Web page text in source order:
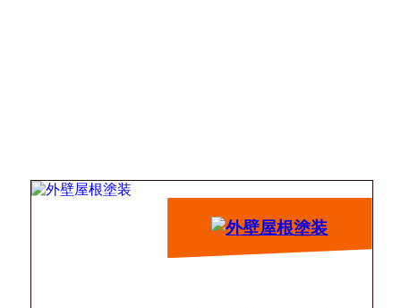
任せることができました。仕上がりにも
ています。外壁塗装を検討している方は
相談してみると良いと思います。
もとお店を見て存在を知り、説明が分か
りやすかったことや営業担当の方の対
応、口コミの良さ、これまでの施工実績
2026/6/31 児玉さち子様★★★★★
豊田市の自宅で、外壁塗装と屋根のカバ